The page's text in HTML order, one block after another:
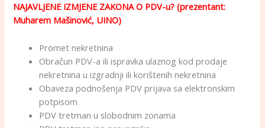
NAJAVLJENE IZMJENE ZAKONA O PDV-u? (prezentant:
Muharem Mašinović, UINO)
Promet nekretnina
Obračun PDV-a ili ispravka ulaznog kod prodaje
nekretnina u izgradnji ili korištenih nekretnina
Obaveza podnošenja PDV prijava sa elektronskim
potpisom
PDV tretman u slobodnim zonama